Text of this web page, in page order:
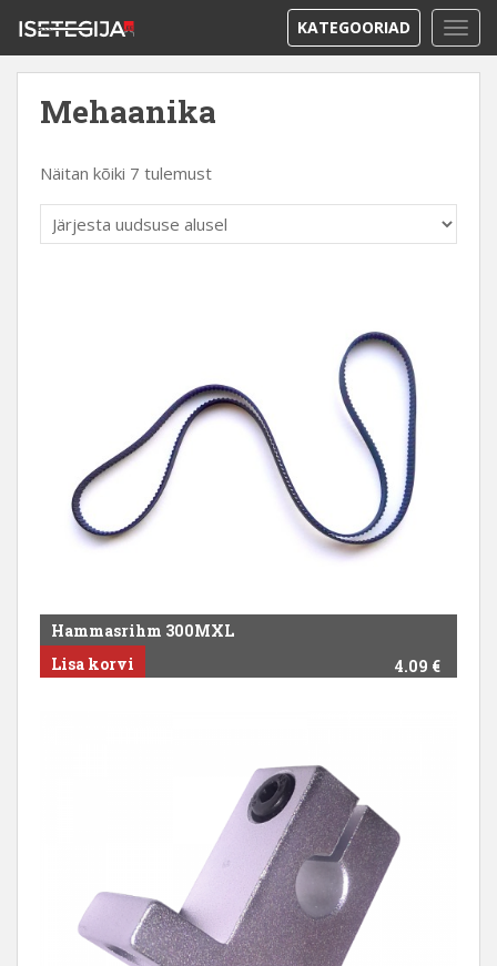
KATEGOORIAD
Mehaanika
Näitan kõiki 7 tulemust
Hammasrihm 300MXL
4.09 €
Lisa korvi